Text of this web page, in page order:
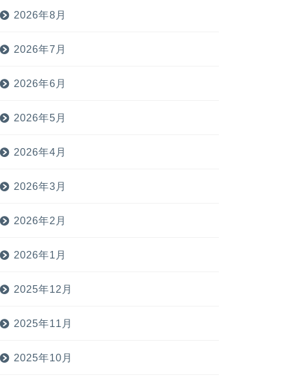
2026年8月
2026年7月
2026年6月
2026年5月
2026年4月
2026年3月
2026年2月
2026年1月
2025年12月
2025年11月
2025年10月